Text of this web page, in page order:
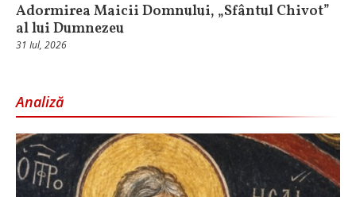
Adormirea Maicii Domnului, „Sfântul Chivot”
al lui Dumnezeu
31 Iul, 2026
Analiză